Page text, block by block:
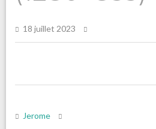
18 juillet 2023
Jerome